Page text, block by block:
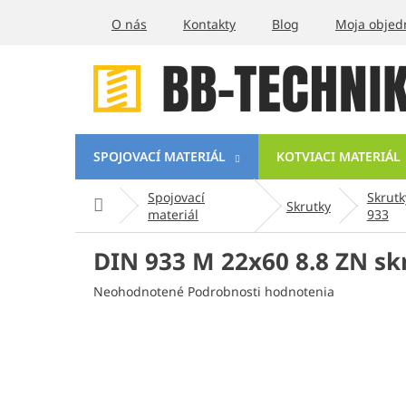
O nás Kontakty Blog Moja
SPOJOVACÍ MATERIÁL KOTVIACI MATERIÁL
DomovSpojovací
materiál
Skrutky
933
DIN 933 M 22x60 8.8 ZN
Priemerné
Neohodnotené Podrobnosti hodnotenia